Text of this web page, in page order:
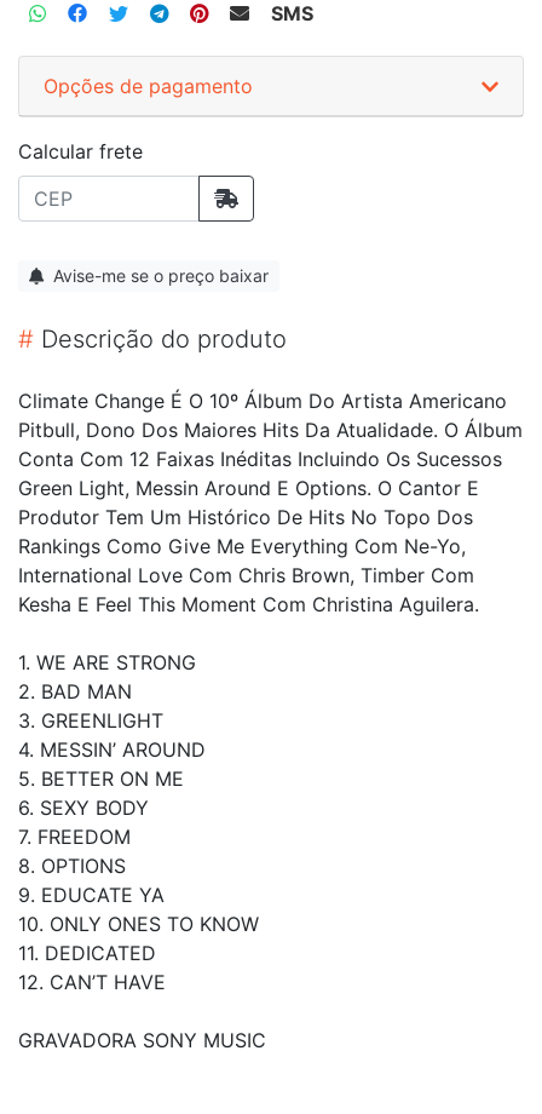
SMS
Opções de pagamento
Calcular frete
Avise-me se o preço baixar
# Descrição do produto
Climate Change É O 10º Álbum Do Artista Americano
Pitbull, Dono Dos Maiores Hits Da Atualidade. O Álbum
Conta Com 12 Faixas Inéditas Incluindo Os Sucessos
Green Light, Messin Around E Options. O Cantor E
Produtor Tem Um Histórico De Hits No Topo Dos
Rankings Como Give Me Everything Com Ne-Yo,
International Love Com Chris Brown, Timber Com
Kesha E Feel This Moment Com Christina Aguilera.
1. WE ARE STRONG
2. BAD MAN
3. GREENLIGHT
4. MESSIN’ AROUND
5. BETTER ON ME
6. SEXY BODY
7. FREEDOM
8. OPTIONS
9. EDUCATE YA
10. ONLY ONES TO KNOW
11. DEDICATED
12. CAN’T HAVE
GRAVADORA SONY MUSIC